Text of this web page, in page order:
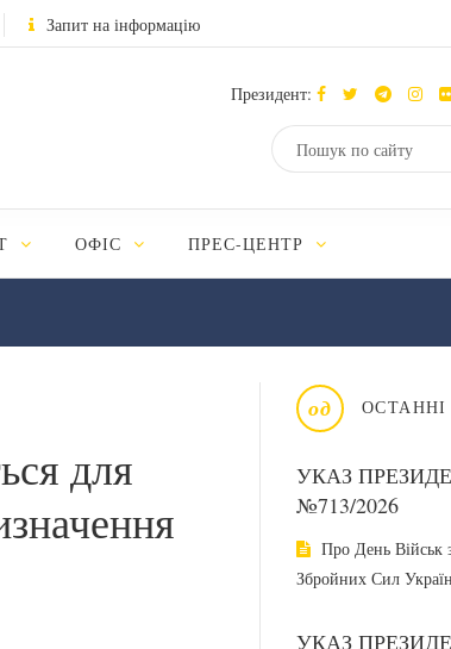
Запит на інформацію
Президент:
ОФІС ПРЕС-ЦЕНТР
од
УКАЗ
№713/2026
Про День Військ
Збройних Сил
УКАЗ
для